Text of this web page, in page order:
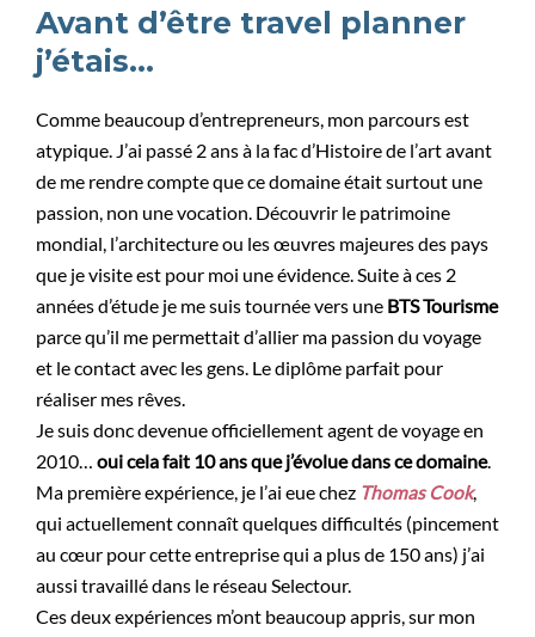
Avant d’être travel planner
j’étais…
Comme beaucoup d’entrepreneurs, mon parcours est
atypique. J’ai passé 2 ans à la fac d’Histoire de l’art avant
de me rendre compte que ce domaine était surtout une
passion, non une vocation. Découvrir le patrimoine
mondial, l’architecture ou les œuvres majeures des pays
que je visite est pour moi une évidence. Suite à ces 2
années d’étude je me suis tournée vers une BTS Tourisme
parce qu’il me permettait d’allier ma passion du voyage
et le contact avec les gens. Le diplôme parfait pour
réaliser mes rêves.
Je suis donc devenue officiellement agent de voyage en
2010… oui cela fait 10 ans que j’évolue dans ce domaine.
Ma première expérience, je l’ai eue chez Thomas Cook,
qui actuellement connaît quelques difficultés (pincement
au cœur pour cette entreprise qui a plus de 150 ans) j’ai
aussi travaillé dans le réseau Selectour.
Ces deux expériences m’ont beaucoup appris, sur mon